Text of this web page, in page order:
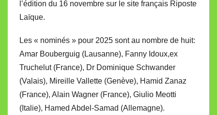
l’édition du 16 novembre sur le site français Riposte
Laïque.
Les « nominés » pour 2025 sont au nombre de huit:
Amar Bouberguig (Lausanne), Fanny Idoux,ex
Truchelut (France), Dr Dominique Schwander
(Valais), Mireille Vallette (Genève), Hamid Zanaz
(France), Alain Wagner (France), Giulio Meotti
(Italie), Hamed Abdel-Samad (Allemagne).